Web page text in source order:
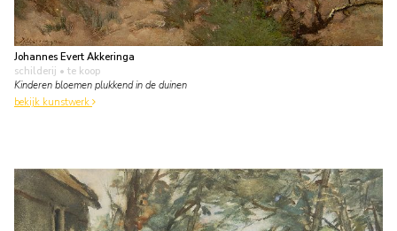
Johannes Evert Akkeringa
schilderij • te koop
Kinderen bloemen plukkend in de duinen
bekijk kunstwerk